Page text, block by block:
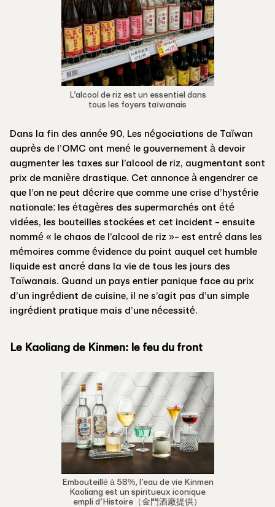
L’alcool de riz est un essentiel dans
tous les foyers taïwanais
Dans la fin des année 90, Les négociations de Taïwan
auprès de l’OMC ont mené le gouvernement à devoir
augmenter les taxes sur l’alcool de riz, augmentant sont
prix de manière drastique. Cet annonce à engendrer ce
que l’on ne peut décrire que comme une crise d’hystérie
nationale: les étagères des supermarchés ont été
vidées, les bouteilles stockées et cet incident - ensuite
nommé « le chaos de l’alcool de riz »- est entré dans les
mémoires comme évidence du point auquel cet humble
liquide est ancré dans la vie de tous les jours des
Taïwanais. Quand un pays entier panique face au prix
d’un ingrédient de cuisine, il ne s’agit pas d’un simple
ingrédient pratique mais d’une nécessité.
Le Kaoliang de Kinmen: le feu du front
Embouteillé à 58%, l’eau de vie Kinmen
Kaoliang est un spiritueux iconique
empli d’Histoire（金門酒廠提供）